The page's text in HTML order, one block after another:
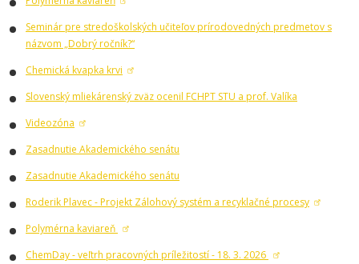
Seminár pre stredoškolských učiteľov prírodovedných predmetov s
názvom „Dobrý ročník?“
Chemická kvapka krvi
Slovenský mliekárenský zväz ocenil FCHPT STU a prof. Valíka
Videozóna
Zasadnutie Akademického senátu
Zasadnutie Akademického senátu
Roderik Plavec - Projekt Zálohový systém a recyklačné procesy
Polymérna kaviareň
ChemDay - veľtrh pracovných príležitostí - 18. 3. 2026